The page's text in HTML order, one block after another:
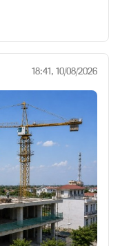
18:41, 10/08/2026